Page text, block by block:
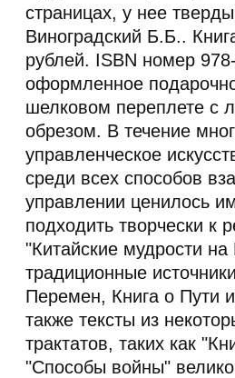
страницах, у нее
Виноградский Б.Б..
рублей. ISBN номер
оформленное
шелковом переплете с
обрезом. В течение
управленческое
среди всех способов
управлении ценилось
подходить творчески к
"Китайские мудрости
традиционные
Перемен, Книга о Пути
также тексты из
трактатов, таких как
"Способы войны"